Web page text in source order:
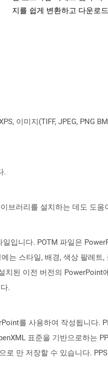
지를 쉽게 변환하고 다운로
이미지(TIFF, JPEG, PNG
.
브러리를 설치하는 데도 도움
입니다. POTM 파일은
는 스타일, 배경, 색상 팔레트
된 이전 버전의 PowerPoint
.
를 사용하여 작성됩니다.
표준을 기반으로하는
만 저장할 수 있습니다.